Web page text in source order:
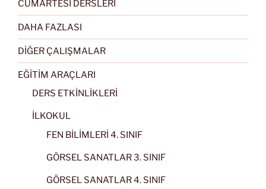
CUMARTESİ DERSLERİ
DAHA FAZLASI
DİĞER ÇALIŞMALAR
EĞİTİM ARAÇLARI
DERS ETKİNLİKLERİ
İLKOKUL
FEN BİLİMLERİ 4. SINIF
GÖRSEL SANATLAR 3. SINIF
GÖRSEL SANATLAR 4. SINIF